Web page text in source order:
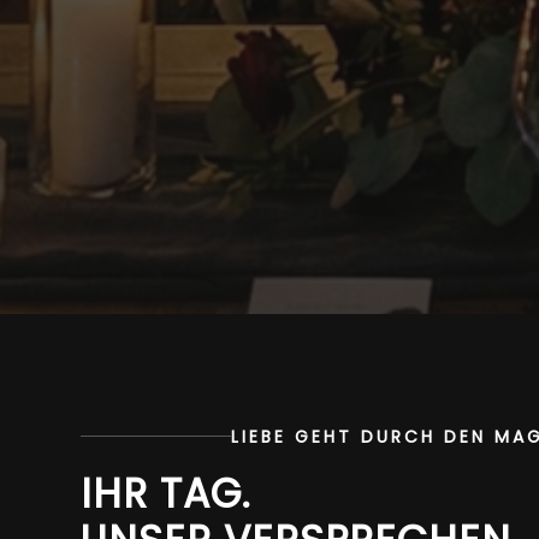
LIEBE GEHT DURCH DEN
IHR TAG.